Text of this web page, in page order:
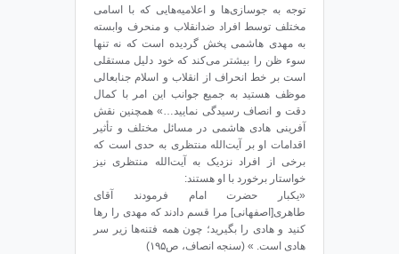
توجه به جوسازی‌ها و اعلامیه‌هایی که با اسامی
مختلف توسط افراد ضدانقلاب و منحرف وابسته
به مهدی هاشمی پخش گردیده است که نه تنها
سوء ظن را بیشتر می‌کند که خود دلیل مستقلی
است بر خط انحراف از انقلاب و اسلام جنابعالی
موظف هستید به جمیع جوانب این امر با کمال
دقت و انصاف رسیدگی نمایید…» همچنین نقش
آفرینی هادی هاشمی در مسائل مختلف و تأثیر
اقدامات او بر آیت‌الله منتظری به حدی است که
برخی از افراد نزدیک به آیت‌الله منتظری نیز
خواستار برخورد با او هستند:
«یکبار حضرت امام فرمودند آقای
طاهری[اصفهانی] مرا قسم دادند که مهدی را رها
کنید و هادی را بگیرید؛ چون همه فتنه‌ها زیر سر
هادی است. » (سنجه انصاف، ص۱۹۵)